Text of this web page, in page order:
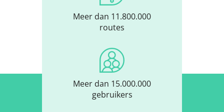
Meer dan 11.800.000
routes
Meer dan 15.000.000
gebruikers